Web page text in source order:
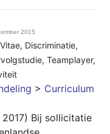
2015
, Discriminatie,
, Teamplayer,
> Curriculum
Bij sollicitatie